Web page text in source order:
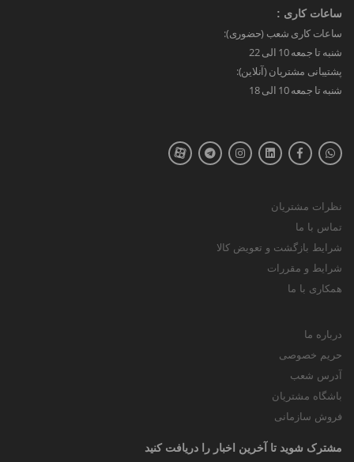
ساعات کاری :
ساعات کاری شعب (حضوری):
شنبه تا جمعه 10 الی 22
پشتیبانی مشتریان (آنلاین):
شنبه تا جمعه 10 الی 18
نظرات مشتریان
تماس با ما
شرایط بازگشت و تعویض کالا
شرایط و مقررات
همکاری با ما
درباره ما
حریم خصوصی
آدرس شعب
باشگاه مشتریان
فروش سازمانی
مشترک شوید تا آخرین اخبار را دریافت کنید